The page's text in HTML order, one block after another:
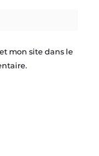
mon site dans le